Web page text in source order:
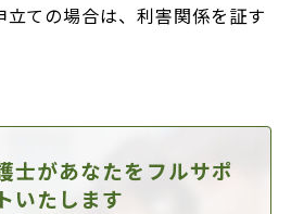
ての場合は、利害関係を証す
士があなたを フルサポ
いたします